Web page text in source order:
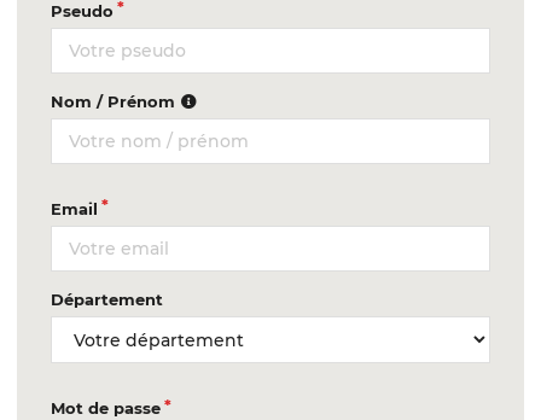
Pseudo
Nom / Prénom
Email
Département
Mot de passe